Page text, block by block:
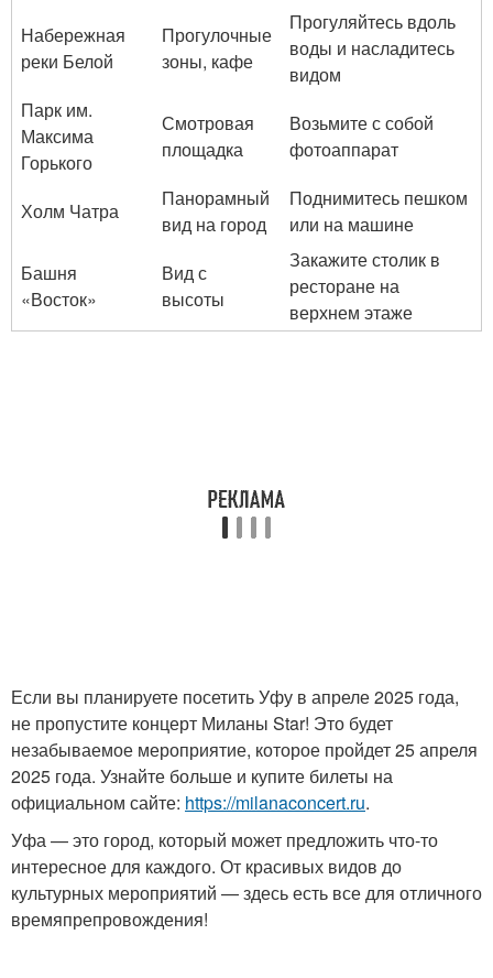
Набережная
реки Белой
Прогулочные
зоны, кафе
Прогуляйтесь вдоль
воды и насладитесь
видом
Парк им.
Максима
Горького
Смотровая
площадка
Возьмите с собой
фотоаппарат
Холм Чатра
Панорамный
вид на город
Поднимитесь пешком
или на машине
Башня
«Восток»
Вид с
высоты
Закажите столик в
ресторане на
верхнем этаже
Если вы планируете посетить Уфу в апреле 2025 года,
не пропустите концерт Миланы Star! Это будет
незабываемое мероприятие, которое пройдет 25 апреля
2025 года. Узнайте больше и купите билеты на
официальном сайте: https://milanaconcert.ru.
Уфа — это город, который может предложить что-то
интересное для каждого. От красивых видов до
культурных мероприятий — здесь есть все для отличного
времяпрепровождения!